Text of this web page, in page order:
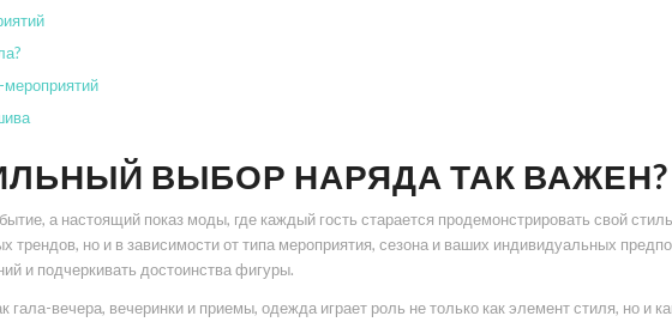
ВЫБОР НАРЯДА ТАК ВАЖЕН?
а настоящий показ моды, где каждый гость старается продемонстрировать свой
трендов, но и в зависимости от типа мероприятия, сезона и ваших индивидуальных
и подчеркивать достоинства фигуры.
гала-вечера, вечеринки и приемы, одежда играет роль не только как элемент стиля, но